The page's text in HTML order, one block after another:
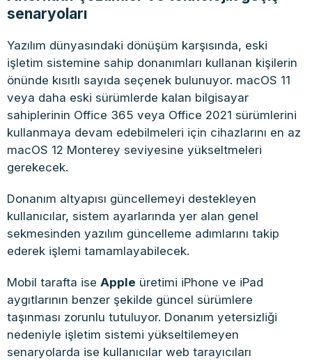
senaryoları
Yazılım dünyasındaki dönüşüm karşısında, eski
işletim sistemine sahip donanımları kullanan kişilerin
önünde kısıtlı sayıda seçenek bulunuyor. macOS 11
veya daha eski sürümlerde kalan bilgisayar
sahiplerinin Office 365 veya Office 2021 sürümlerini
kullanmaya devam edebilmeleri için cihazlarını en az
macOS 12 Monterey seviyesine yükseltmeleri
gerekecek.
Donanım altyapısı güncellemeyi destekleyen
kullanıcılar, sistem ayarlarında yer alan genel
sekmesinden yazılım güncelleme adımlarını takip
ederek işlemi tamamlayabilecek.
Mobil tarafta ise Apple üretimi iPhone ve iPad
aygıtlarının benzer şekilde güncel sürümlere
taşınması zorunlu tutuluyor. Donanım yetersizliği
nedeniyle işletim sistemi yükseltilemeyen
senaryolarda ise kullanıcılar web tarayıcıları